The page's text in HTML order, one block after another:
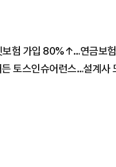
보험 가입 80%↑…연금보
토스인슈어런스…설계사